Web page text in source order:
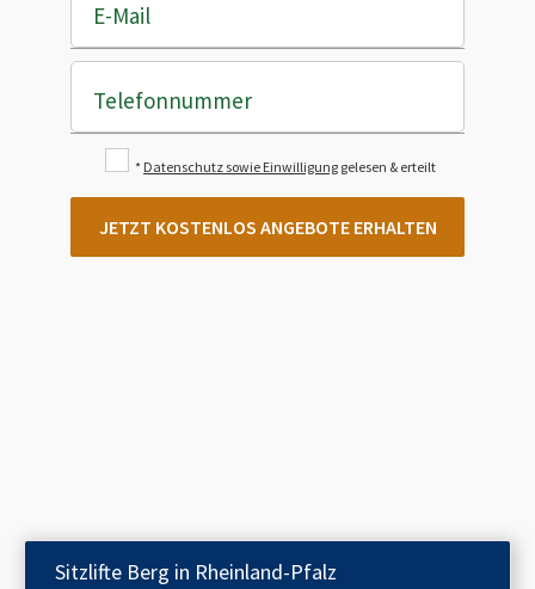
E-Mail
Telefonnummer
* Datenschutz sowie Einwilligung gelesen & erteilt
JETZT KOSTENLOS ANGEBOTE ERHALTEN
Sitzlifte Berg in Rheinland-Pfalz